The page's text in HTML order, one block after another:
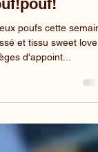
lecture
poufs cette
d'appoint...